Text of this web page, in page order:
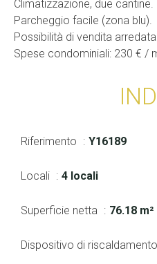
Climatizzazione, due cantine.
Parcheggio facile (zona blu).
Possibilità di vendita
Spese condominiali: 230 € /
Riferimento Y16189
Locali 4 locali
Superficie netta 76.18 m²
Dispositivo di riscaldamento